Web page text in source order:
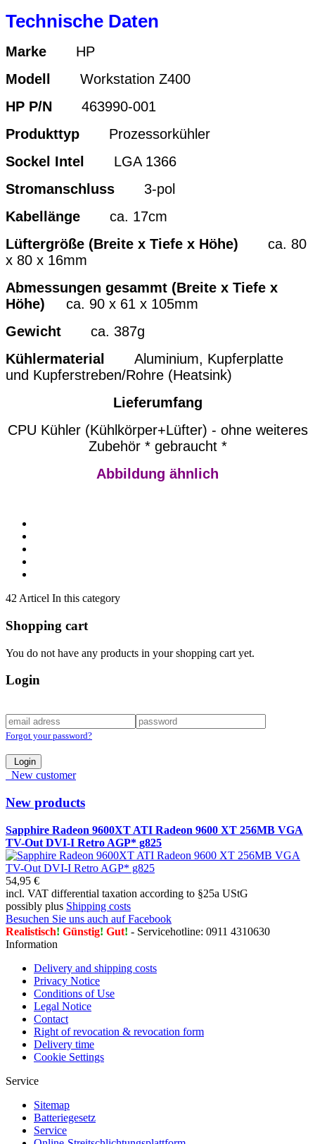
Technische Daten
Marke HP
Modell Workstation Z400
HP P/N
463990-001
Produkttyp Prozessorkühler
Sockel Intel LGA 1366
Stromanschluss 3-pol
Kabellänge ca. 17cm
Lüftergröße (Breite x Tiefe x Höhe)
ca. 80
x 80 x 16mm
Abmessungen gesammt (Breite x Tiefe x
Höhe) ca. 90 x 61 x 105mm
Gewicht
ca. 387g
Kühlermaterial
Aluminium, Kupferplatte
und Kupferstreben/Rohre (Heatsink)
Lieferumfang
CPU Kühler (Kühlkörper+Lüfter) - ohne weiteres
Zubehör * gebraucht *
Abbildung ähnlich
42 Articel In this category
Shopping cart
You do not have any products in your shopping cart yet.
Login
Forgot your password?
Login
New customer
New products
Sapphire Radeon 9600XT ATI Radeon 9600 XT 256MB VGA
TV-Out DVI-I Retro AGP* g825
54,95 €
incl. VAT differential taxation according to §25a UStG
possibly plus Shipping costs
Besuchen Sie uns auch auf Facebook
Realistisch! Günstig! Gut! - Servicehotline: 0911 4310630
Information
Delivery and shipping costs
Privacy Notice
Conditions of Use
Legal Notice
Contact
Right of revocation & revocation form
Delivery time
Cookie Settings
Service
Sitemap
Batteriegesetz
Service